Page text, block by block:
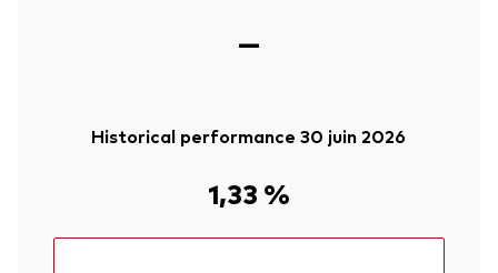
—
Historical performance 30 juin 2026
1,33 %